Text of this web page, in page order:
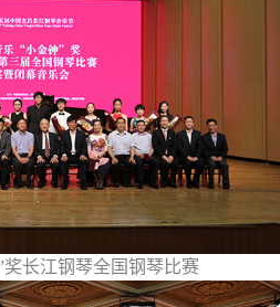
奖长江钢琴全国钢琴比赛